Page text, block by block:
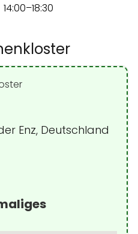
14:00–18:30
Enz, Deutschland